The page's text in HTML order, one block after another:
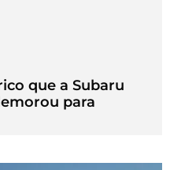
que a Subaru
para